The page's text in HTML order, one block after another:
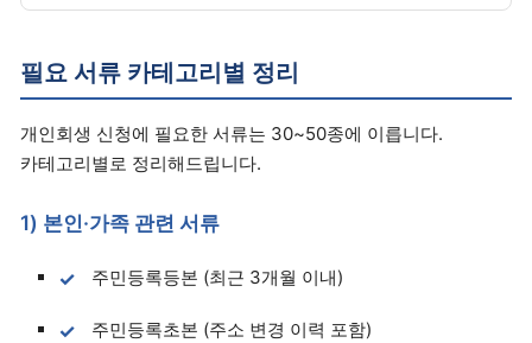
필요 서류 카테고리별 정리
개인회생 신청에 필요한 서류는 30~50종에 이릅니다.
카테고리별로 정리해드립니다.
1) 본인·가족 관련 서류
주민등록등본 (최근 3개월 이내)
주민등록초본 (주소 변경 이력 포함)